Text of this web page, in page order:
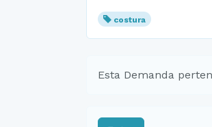
costura
Esta Demanda